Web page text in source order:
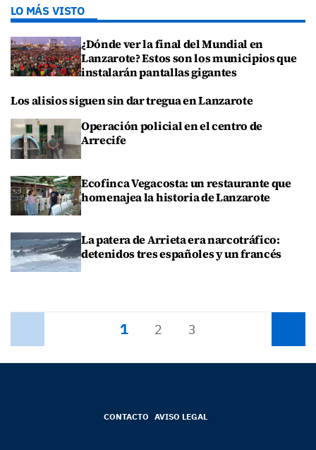
LO MÁS VISTO
¿Dónde ver la final del Mundial en
Lanzarote? Estos son los municipios que
instalarán pantallas gigantes
Los alisios siguen sin dar tregua en Lanzarote
Operación policial en el centro de
Arrecife
Ecofinca Vegacosta: un restaurante que
homenajea la historia de Lanzarote
La patera de Arrieta era narcotráfico:
detenidos tres españoles y un francés
1 2 3
CONTACTO AVISO LEGAL